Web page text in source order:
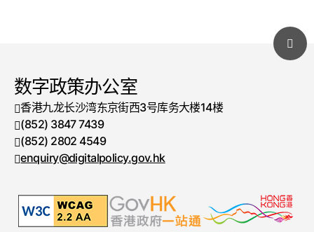
数字政策办公室
香港九龙长沙湾东京街西3号库务大楼14楼
电话号码
(852) 3847 7439
传真号码
(852) 2802 4549
enquiry@digitalpolicy.gov.hk